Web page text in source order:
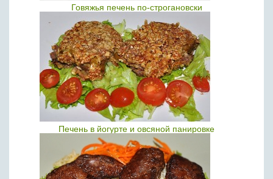
Говяжья печень по-строгановски
Печень в йогурте и овсяной панировке